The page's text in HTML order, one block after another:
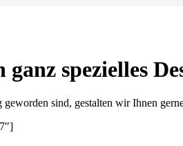
spezielles
sind, gestalten wir Ihnen